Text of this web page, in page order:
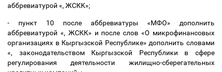
аббревиатурой «, ЖСКК»;
- пункт 10 после аббревиатуры «МФО» дополнить
аббревиатурой «, ЖСКК» и после слов«О микрофинансовых
организациях в Кыргызской Республике» дополнить словами
«, законодательством Кыргызской Республики в сфере
регулирования деятельности жилищно-сберегательных